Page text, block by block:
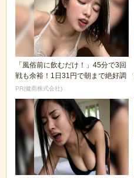
「風俗前に飲むだけ！」45分で3回
戦も余裕！1日31円で朝まで絶好調
PR(健商株式会社)